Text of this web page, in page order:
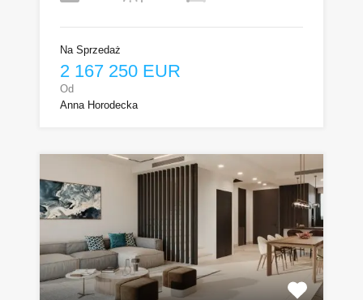
Na Sprzedaż
2 167 250 EUR
Od
Anna Horodecka